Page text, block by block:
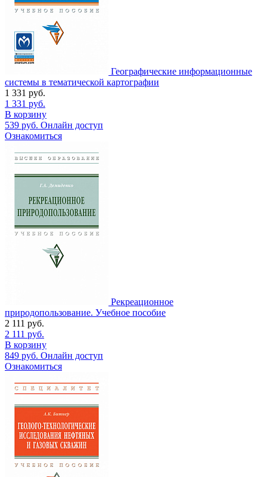
Географические информационные
системы в тематической картографии
1 331 руб.
1 331 руб.
В корзину
539 руб. Онлайн доступ
Ознакомиться
Рекреационное
природопользование. Учебное пособие
2 111 руб.
2 111 руб.
В корзину
849 руб. Онлайн доступ
Ознакомиться